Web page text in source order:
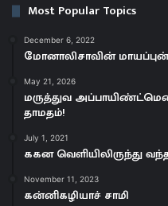
Most Popular Topics
December 6, 2022
மோனாலிசாவின்
May 21, 2026
மருத்துவ
தாமதம்!
July 1, 2021
ககன வெளியிலிருந்து
November 11, 2023
கன்னிகழியாச் சாமி